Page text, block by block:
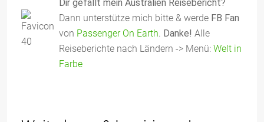
Dir gefällt mein Australien Reisebericht?
Dann unterstütze mich bitte & werde FB Fan
von Passenger On Earth. Danke! Alle
Reiseberichte nach Ländern -> Menü: Welt in
Farbe